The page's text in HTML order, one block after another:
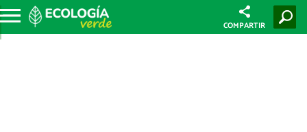
COMPARTIR